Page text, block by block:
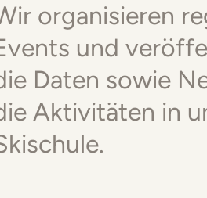
organisieren
und
Daten sowie
Aktivitäten in